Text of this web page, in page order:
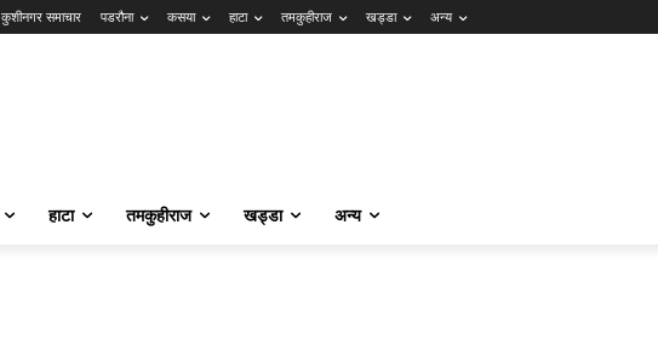
कुशीनगर समाचार पडरौना कसया हाटा तमकुहीराज खड्डा अन्य
हाटा तमकुहीराज खड्डा अन्य